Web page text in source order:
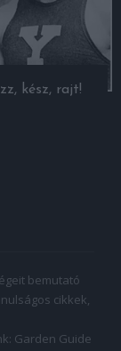
kész, rajt!
bemutató
cikkek,
Garden Guide